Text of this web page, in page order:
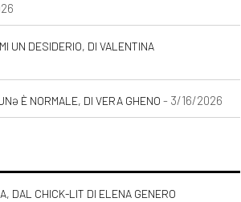
UN DESIDERIO, DI VALENTINA
È NORMALE, DI VERA GHENO - 3/16/2026
DAL CHICK-LIT DI ELENA GENERO